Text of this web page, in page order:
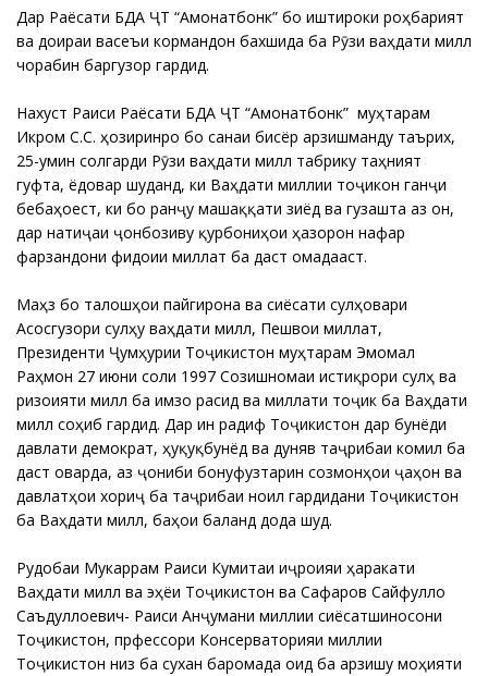
Дар Раёсати БДА ҶТ “Амонатбонк” бо иштироки роҳбарият
ва доираи васеъи кормандон бахшида ба Рӯзи ваҳдати миллӣ
чорабинӣ баргузор гардид.
Нахуст Раиси Раёсати БДА ҶТ “Амонатбонк” муҳтарам
Икромӣ С.С. ҳозиринро бо санаи бисёр арзишманду таърихӣ,
25-умин солгарди Рӯзи ваҳдати миллӣ табрику таҳният
гуфта, ёдовар шуданд, ки Ваҳдати миллии тоҷикон ганҷи
бебаҳоест, ки бо ранҷу машаққати зиёд ва гузашта аз он,
дар натиҷаи ҷонбозиву қурбониҳои ҳазорон нафар
фарзандони фидоии миллат ба даст омадааст.
Маҳз бо талошҳои пайгирона ва сиёсати сулҳовари
Асосгузори сулҳу ваҳдати миллӣ, Пешвои миллат,
Президенти Ҷумҳурии Тоҷикистон муҳтарам Эмомалӣ
Раҳмон 27 июни соли 1997 Созишномаи истиқрори сулҳ ва
ризоияти миллӣ ба имзо расид ва миллати тоҷик ба Ваҳдати
миллӣ соҳиб гардид. Дар ин радиф Тоҷикистон дар бунёди
давлати демократӣ, ҳуқуқбунёд ва дунявӣ таҷрибаи комил ба
даст оварда, аз ҷониби бонуфузтарин созмонҳои ҷаҳонӣ ва
давлатҳои хориҷӣ ба таҷрибаи ноил гардидани Тоҷикистон
ба Ваҳдати миллӣ, баҳои баланд дода шуд.
Рудобаи Мукаррам Раиси Кумитаи иҷроияи ҳаракати
Ваҳдати миллӣ ва эҳёи Тоҷикистон ва Сафаров Сайфулло
Саъдуллоевич- Раиси Анҷумани миллии сиёсатшиносони
Тоҷикистон, прфессори Консерваторияи миллии
Тоҷикистон низ ба сухан баромада оид ба арзишу моҳияти